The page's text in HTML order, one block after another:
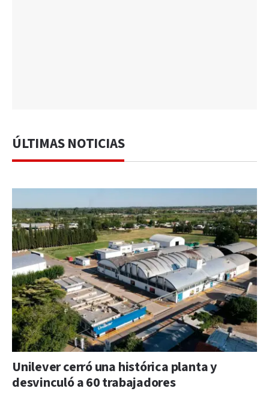
ÚLTIMAS NOTICIAS
Unilever cerró una histórica planta y
desvinculó a 60 trabajadores